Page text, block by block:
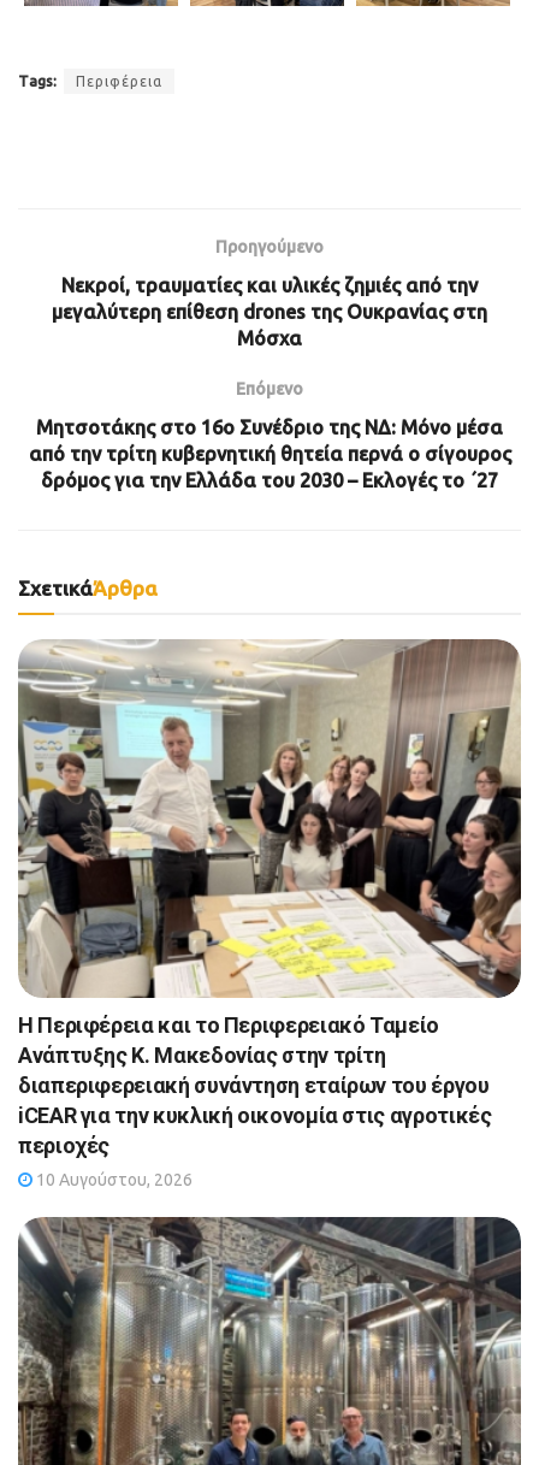
Tags: Περιφέρεια
Προηγούμενο
Νεκροί, τραυματίες και υλικές ζημιές από την
μεγαλύτερη επίθεση drones της Ουκρανίας στη
Μόσχα
Επόμενο
Μητσοτάκης στο 16ο Συνέδριο της ΝΔ: Μόνο μέσα
από την τρίτη κυβερνητική θητεία περνά ο σίγουρος
δρόμος για την Ελλάδα του 2030 – Εκλογές το ΄27
ΣχετικάΆρθρα
Η Περιφέρεια και το Περιφερειακό Ταμείο
Ανάπτυξης Κ. Μακεδονίας στην τρίτη
διαπεριφερειακή συνάντηση εταίρων του έργου
iCEAR για την κυκλική οικονομία στις αγροτικές
περιοχές
10 Αυγούστου, 2026